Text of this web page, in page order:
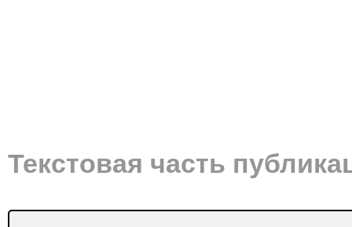
Текстовая часть